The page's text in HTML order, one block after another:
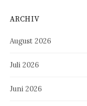
ARCHIV
August 2026
Juli 2026
Juni 2026